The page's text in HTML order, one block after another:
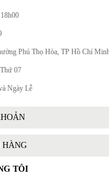
nhẹ, bạn có thể dễ dàng
đến nhiều vị trí khác
cố định.
phòng kín, quạt hơi nước
Phú Thọ Hòa, TP Hồ Chí
07
Ngày Lễ
HÀNG
TÔI